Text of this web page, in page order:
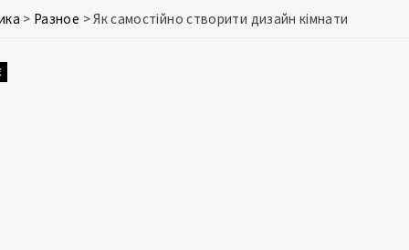
> Разное >Як самостійно створити дизайн кімнати